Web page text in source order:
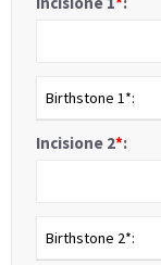
Birthstone 1*:
Incisione 2*:
Birthstone 2*: